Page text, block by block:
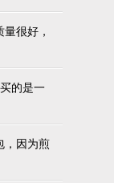
很好，
的是一
，因为煎